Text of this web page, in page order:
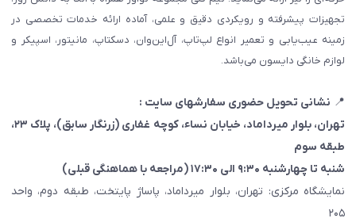
تجهیزات پیشرفته و رویکردی دقیق و علمی، آماده ارائه خدمات تخصصی در
زمینه عیب‌یابی و تعمیر انواع لپ‌تاپ، آل‌این‌وان، دسکتاپ، مانیتور، اسپیکر و
لوازم خانگی دایسون می‌باشد.
📍 نشانی تحویل حضوری سفارشهای سایت :
تهران، بلوار میرداماد، خیابان نساء، کوچه غفاری (زرنگار سابق)
، پلاک ۲۳،
طبقه سوم
شنبه تا چهارشنبه ۹:۳۰ الی ۱۷:۳۰ (مراجعه با هماهنگی قبلی)
نمایشگاه مرکزی: تهران، بلوار میرداماد، پاساژ پایتخت، طبقه دوم، واحد
۲۰۵